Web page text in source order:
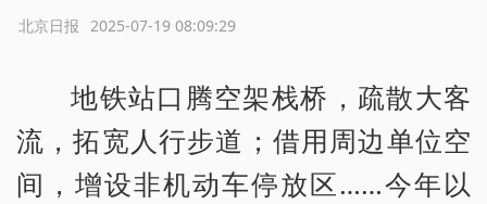
2025-07-19 08:09:29
北京日报
地铁站口腾空架栈桥，疏散大客
流，拓宽人行步道；借用周边单位空
间，增设非机动车停放区……今年以